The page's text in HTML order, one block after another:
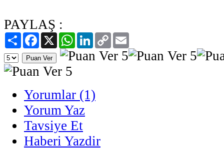
PAYLAŞ :
PaylaşFacebook
X WhatsAppLinkedIn
Copy
Link
Yorumlar (1)
Yorum Yaz
Tavsiye Et
Haberi Yazdir